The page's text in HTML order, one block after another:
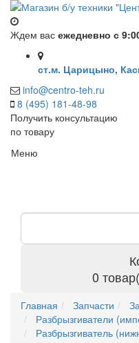
Ждем вас ежедневно с
ст.м. Царицыно,
info@centro-teh.ru
8 (495) 181-48-98
Получить консультацию
по товару
Меню
0
Главная Запчасти
Разбрызгиватели
Разбрызгиватель